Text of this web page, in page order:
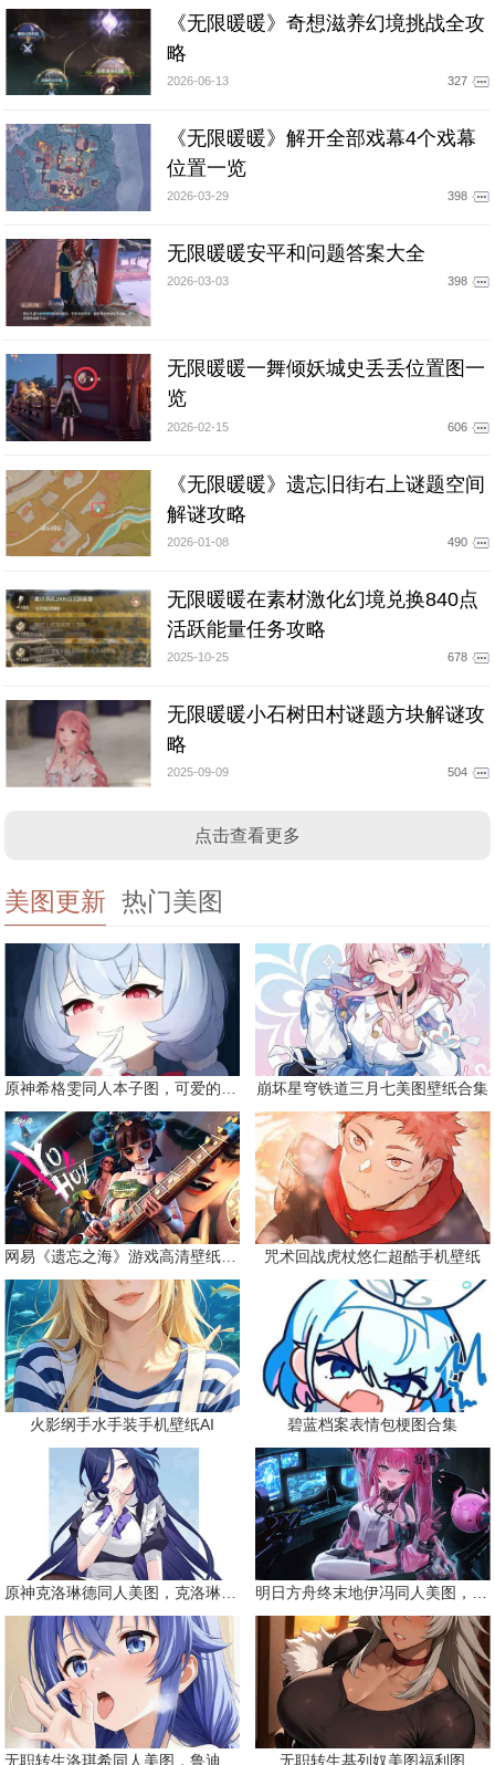
《无限暖暖》奇想滋养幻境挑战全攻
略
2026-06-13 327
《无限暖暖》解开全部戏幕4个戏幕
位置一览
2026-03-29 398
无限暖暖安平和问题答案大全
2026-03-03 398
无限暖暖一舞倾妖城史丢丢位置图一
览
2026-02-15 606
《无限暖暖》遗忘旧街右上谜题空间
解谜攻略
2026-01-08 490
无限暖暖在素材激化幻境兑换840点
活跃能量任务攻略
2025-10-25 678
无限暖暖小石树田村谜题方块解谜攻
略
2025-09-09 504
点击查看更多
美图更新 热门美图
崩坏星穹铁道三月七美图壁纸合集
咒术回战虎杖悠仁超酷手机壁纸
火影纲手水手装手机壁纸AI 碧蓝档案表情包梗图合集
无职转生基列奴美图福利图